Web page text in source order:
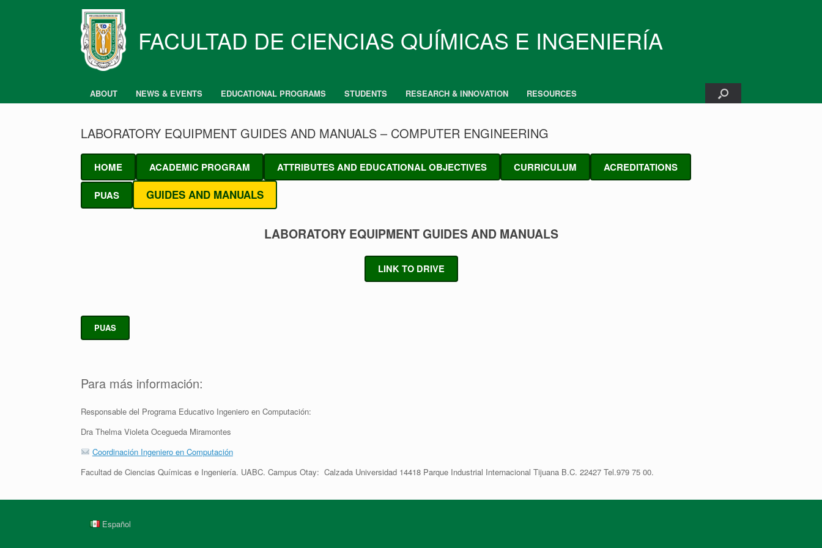
FACULTAD DE CIENCIAS QUÍMICAS E INGENIERÍA
ABOUT NEWS & EVENTS EDUCATIONAL PROGRAMS STUDENTS RESEARCH & INNOVATION RESOURCES
LABORATORY EQUIPMENT GUIDES AND MANUALS – COMPUTER ENGINEERING
HOME ACADEMIC PROGRAM ATTRIBUTES AND EDUCATIONAL OBJECTIVES CURRICULUM ACREDITATIONS
PUAS GUIDES AND MANUALS
LABORATORY EQUIPMENT GUIDES AND MANUALS
LINK TO DRIVE
PUAS
Para más información:
Responsable del Programa Educativo Ingeniero en Computación:
Dra Thelma Violeta Ocegueda Miramontes
Coordinación Ingeniero en Computación
Facultad de Ciencias Químicas e Ingeniería. UABC. Campus Otay: Calzada Universidad 14418 Parque Industrial Internacional Tijuana B.C. 22427 Tel.979 75 00.
Español